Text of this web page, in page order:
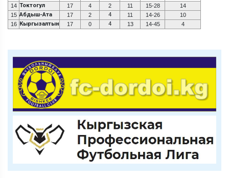
14 Токтогул 17 4 2 11 15-28
14
15 Абдыш-Ата 17 2 4 11 14-26
10
16 Кыргызалтын 17 0 4 13 14-45 4